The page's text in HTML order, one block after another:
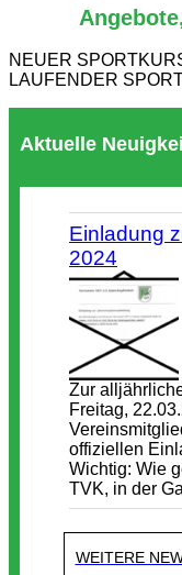
NEUER
LAUFENDER
Aktuelle
Einladung
2024
Zur
Freitag,
offiziellen
Wichtig: Wie
TVK, in der
WEITERE